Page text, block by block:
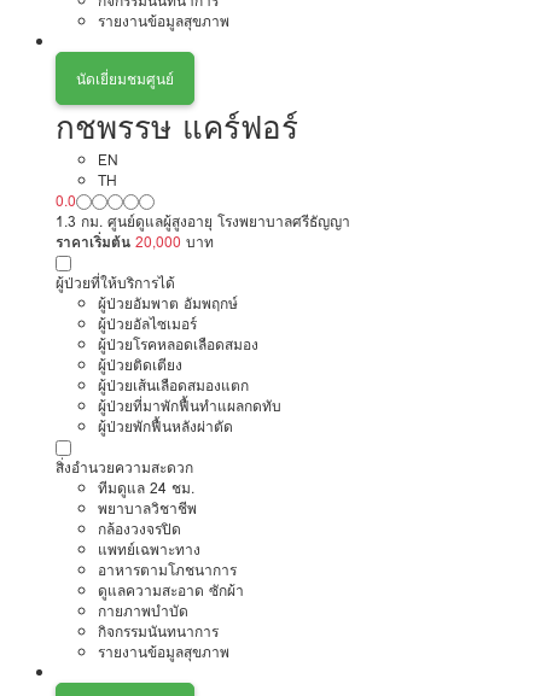
รายงานข้อมูลสุขภาพ
นัดเยี่ยมชมศูนย์
กชพรรษ แคร์ฟอร์
EN
TH
0.0
1.3 กม. ศูนย์ดูแลผู้สูงอายุ โรงพยาบาลศรีธัญญา
ราคาเริ่มต้น 20,000 บาท
ผู้ป่วยที่ให้บริการได้
ผู้ป่วยอัมพาต อัมพฤกษ์
ผู้ป่วยอัลไซเมอร์
ผู้ป่วยโรคหลอดเลือดสมอง
ผู้ป่วยติดเตียง
ผู้ป่วยเส้นเลือดสมองแตก
ผู้ป่วยที่มาพักฟื้นทำแผลกดทับ
ผู้ป่วยพักฟื้นหลังผ่าตัด
สิ่งอำนวยความสะดวก
ทีมดูแล 24 ชม.
พยาบาลวิชาชีพ
กล้องวงจรปิด
แพทย์เฉพาะทาง
อาหารตามโภชนาการ
ดูแลความสะอาด ซักผ้า
กายภาพบำบัด
กิจกรรมนันทนาการ
รายงานข้อมูลสุขภาพ